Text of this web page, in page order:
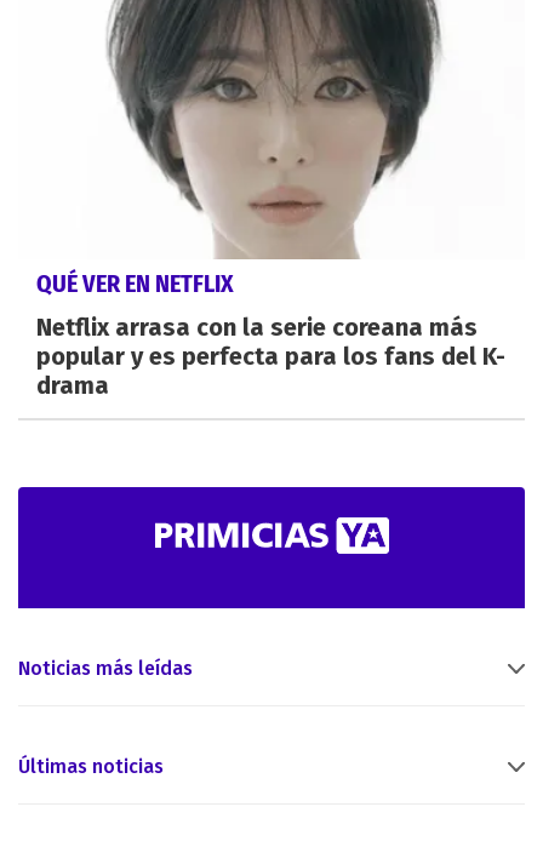
QUÉ VER EN NETFLIX
Netflix arrasa con la serie coreana más
popular y es perfecta para los fans del K-
drama
Noticias más leídas
Últimas noticias